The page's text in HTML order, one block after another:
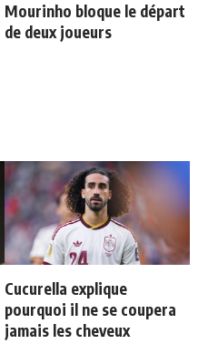
Mourinho bloque le départ
de deux joueurs
Cucurella explique
pourquoi il ne se coupera
jamais les cheveux